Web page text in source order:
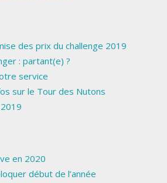
des prix du challenge 2019
: partant(e) ?
service
sur le Tour des Nutons
en 2020
début de l’année